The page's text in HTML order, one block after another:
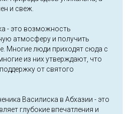
и свеж.
- это возможность
атмосферу и получить
Многие люди приходят сюда с
из них утверждают, что
от святого
Василиска в Абхазии - это
глубокие впечатления и